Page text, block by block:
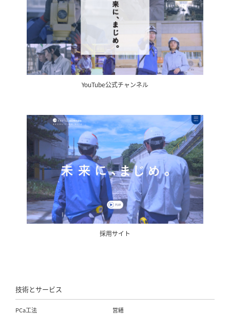
YouTube公式チャンネル
採用サイト
技術とサービス
PCa工法
営繕